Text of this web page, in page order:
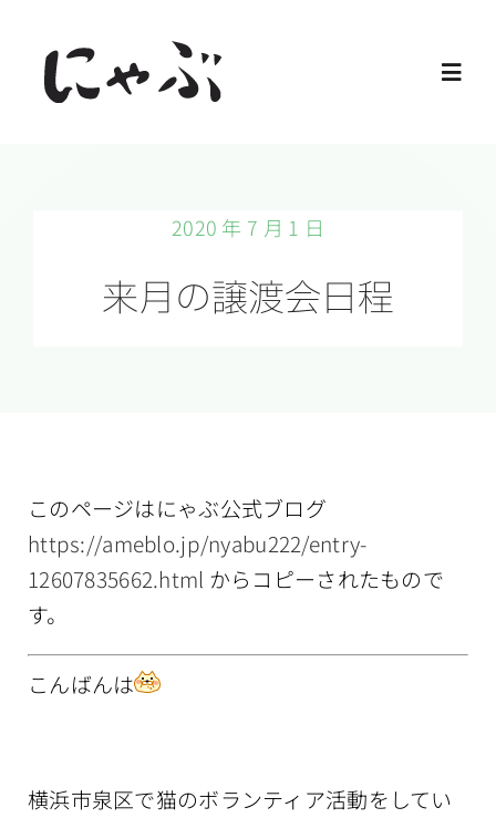
content
2020 年 7 月 1 日
来月の譲渡会日程
このページはにゃぶ公式ブログ
https://ameblo.jp/nyabu222/entry-
12607835662.html からコピーされたもので
す。
こんばんは
横浜市泉区で猫のボランティア活動をしてい